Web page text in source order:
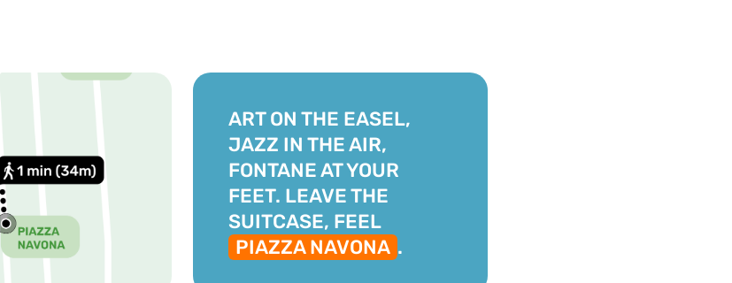
ART ON THE EASEL,
JAZZ IN THE AIR,
FONTANE AT YOUR
FEET. LEAVE THE
SUITCASE, FEEL
PIAZZA NAVONA .